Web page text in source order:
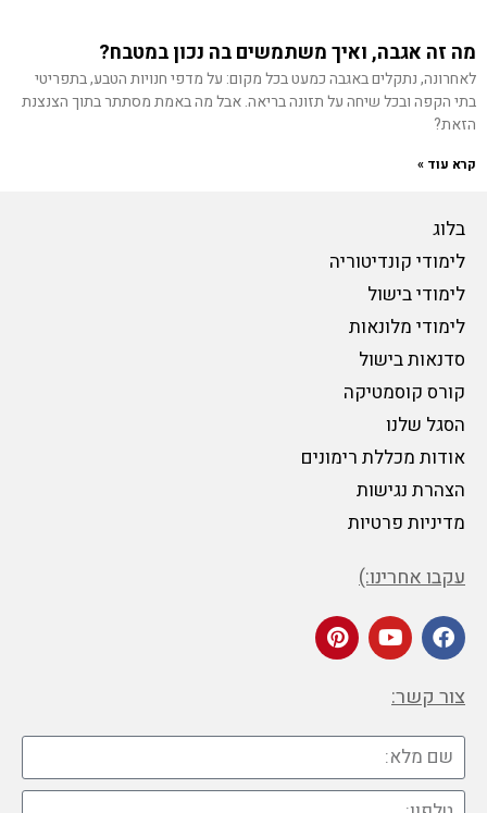
מה זה אגבה, ואיך משתמשים בה נכון במטבח?
לאחרונה, נתקלים באגבה כמעט בכל מקום: על מדפי חנויות הטבע, בתפריטי
בתי הקפה ובכל שיחה על תזונה בריאה. אבל מה באמת מסתתר בתוך הצנצנת
הזאת?
קרא עוד »
בלוג
לימודי קונדיטוריה
לימודי בישול
לימודי מלונאות
סדנאות בישול
קורס קוסמטיקה
הסגל שלנו
אודות מכללת רימונים
הצהרת נגישות
מדיניות פרטיות
עקבו אחרינו:)
צור קשר: